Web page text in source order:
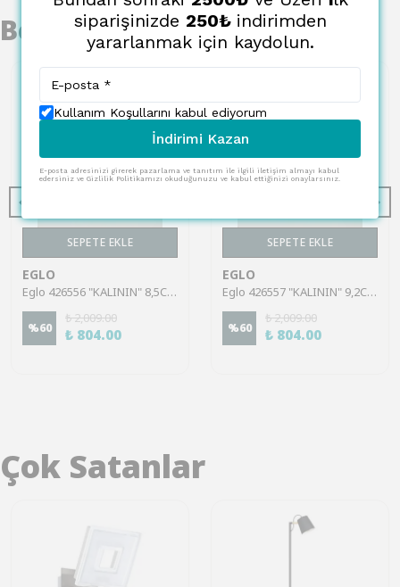
Benzer Ürünler
SEPETE EKLE
EGLO
Eglo 426556 "KALININ" 8,5Cm Yüksekliğinde 8,1Cm Çapında Kapaklı Kap
%60
₺ 2,009.00
₺ 804.00
SEPETE EKLE
EGLO
Eglo 426557 "KALININ" 9,2Cm Yüksekliğinde 8,1Cm Çapında Kapaklı Kap
%60
₺ 2,009.00
₺ 804.00
Çok Satanlar
siparişinizde 250₺ indirimden
yararlanmak için kaydolun.
Kullanım Koşullarını kabul ediyorum
İndirimi Kazan
E-posta adresinizi girerek pazarlama ve tanıtım ile ilgili iletişim almayı kabul
edersiniz ve Gizlilik Politikamızı okuduğunuzu ve kabul ettiğinizi onaylarsınız.